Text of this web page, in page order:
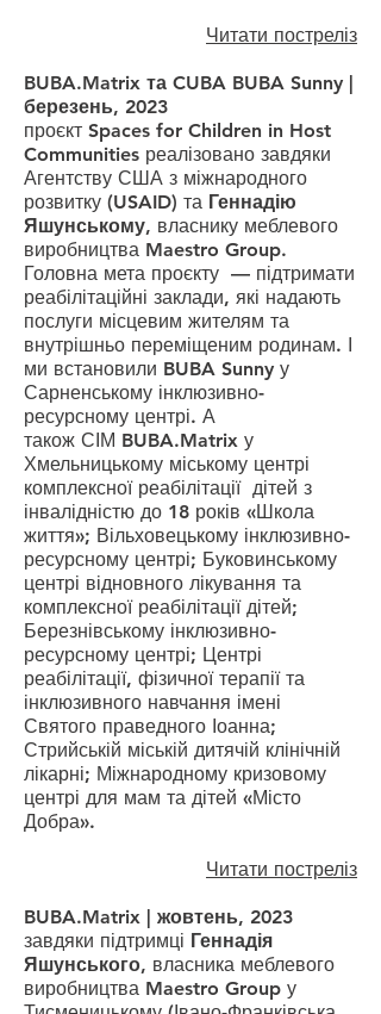
Читати постреліз
BUBA.Matrix та CUBA BUBA Sunny |
березень, 2023
проєкт Spaces for Children in Host
Communities реалізовано завдяки
Агентству США з міжнародного
розвитку (USAID) та Геннадію
Яшунському, власнику меблевого
виробництва Maestro Group.
Головна мета проєкту — підтримати
реабілітаційні заклади, які надають
послуги місцевим жителям та
внутрішньо переміщеним родинам. І
ми встановили BUBA Sunny у
Сарненському інклюзивно-
ресурсному центрі. А
також СІМ BUBA.Matrix у
Хмельницькому міському центрі
комплексної реабілітації дітей з
інвалідністю до 18 років «Школа
життя»; Вільховецькому інклюзивно-
ресурсному центрі; Буковинському
центрі відновного лікування та
комплексної реабілітації дітей;
Березнівському інклюзивно-
ресурсному центрі; Центрі
реабілітації, фізичної терапії та
інклюзивного навчання імені
Святого праведного Іоанна;
Стрийській міській дитячій клінічній
лікарні; Міжнародному кризовому
центрі для мам та дітей «Місто
Добра».
Читати постреліз
BUBA.Matrix | жовтень, 2023
завдяки підтримці Геннадія
Яшунського, власника меблевого
виробництва Maestro Group у